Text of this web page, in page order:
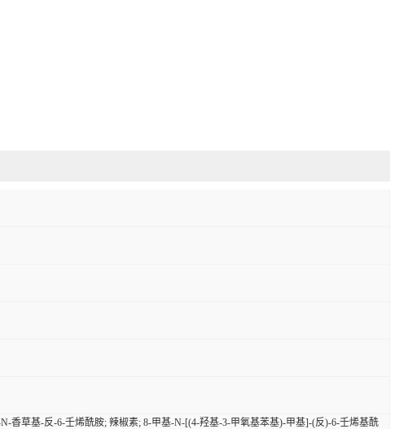
香草基-反-6-壬烯酰胺; 辣椒素; 8-甲基-N-[(4-羟基-3-甲氧基苯基)-甲基]-(反)-6-壬烯基酰